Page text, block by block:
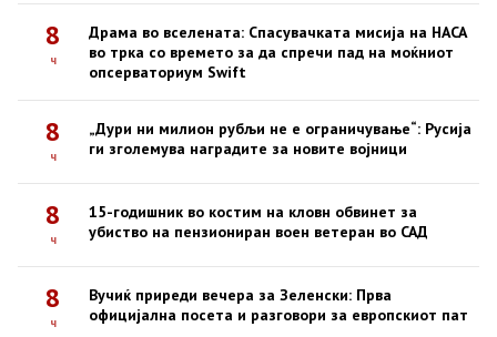
8
ч
Драма во вселената: Спасувачката мисија на НАСА
во трка со времето за да спречи пад на моќниот
опсерваториум Swift
8
ч
„Дури ни милион рубљи не е ограничување“: Русија
ги зголемува наградите за новите војници
8
ч
15-годишник во костим на кловн обвинет за
убиство на пензиониран воен ветеран во САД
8
ч
Вучиќ приреди вечера за Зеленски: Прва
официјална посета и разговори за европскиот пат